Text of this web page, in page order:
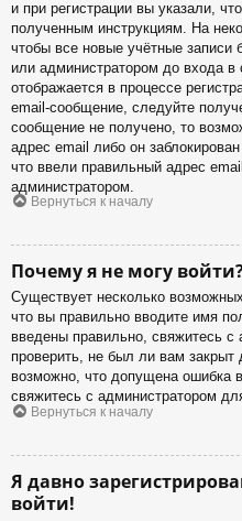
и при регистрации вы указали,
полученным инструкциям. На
чтобы все новые учётные записи
или администратором до входа
отображается в процессе
email-сообщение, следуйте
сообщение не получено, то
адрес email либо он
что ввели правильный адрес
администратором.
Вернуться к началу
Почему я не могу
Существует несколько
что вы правильно вводите имя
введены правильно, свяжитесь с
проверить, не был ли вам закрыт
возможно, что допущена ошибка
свяжитесь с администратором
Вернуться к началу
Я давно
войти!